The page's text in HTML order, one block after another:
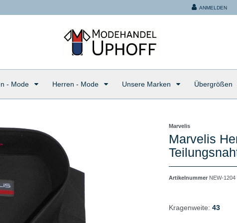
ANMELDEN
- Mode Herren - Mode Unsere Marken Übergrößen
Marvelis
Marvelis
Artikelnummer NEW-1204
Kragenweite: 43